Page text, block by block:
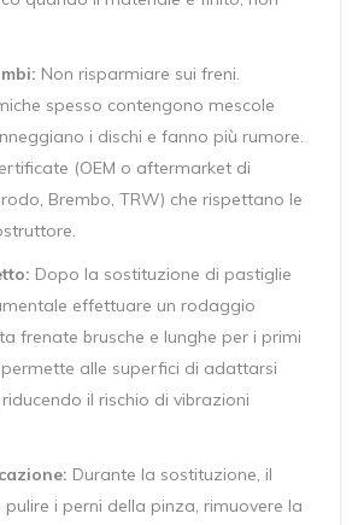
Non risparmiare sui freni.
spesso contengono mescole
i dischi e fanno più rumore.
(OEM o aftermarket di
Brembo, TRW) che rispettano le
Dopo la sostituzione di pastiglie
effettuare un rodaggio
frenate brusche e lunghe per i primi
alle superfici di adattarsi
il rischio di vibrazioni
Durante la sostituzione, il
i perni della pinza, rimuovere la